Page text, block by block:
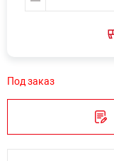
Под заказ